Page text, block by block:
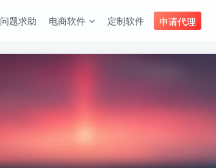
问题求助 电商软件 定制软件 申请代理